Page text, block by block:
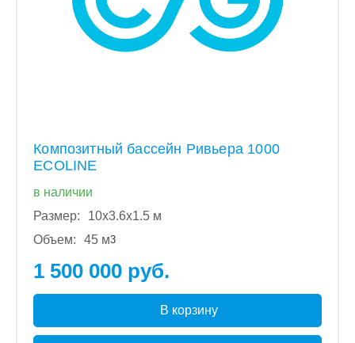
Композитный бассейн Ривьера 1000
ECOLINE
в наличии
Размер:
10x3.6x1.5 м
Объем:
45 м3
1 500 000 руб.
В корзину